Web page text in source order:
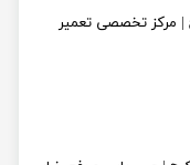
فابریک 207 در کرج | مرکز تخصصی تعمیر